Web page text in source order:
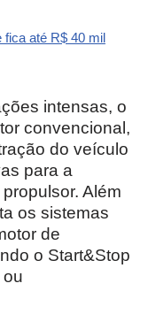
fica até R$ 40 mil
intensas, o
convencional,
do veículo
para a
Além
os sistemas
de
o Start&Stop